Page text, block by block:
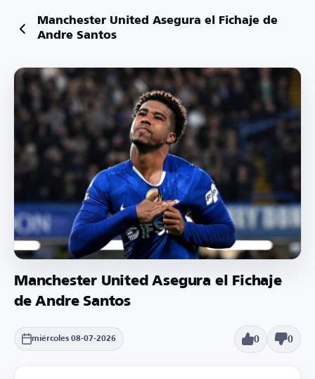
Manchester United Asegura el Fichaje de
Andre Santos
Manchester United Asegura el Fichaje
de Andre Santos
miércoles 08-07-2026 0 0